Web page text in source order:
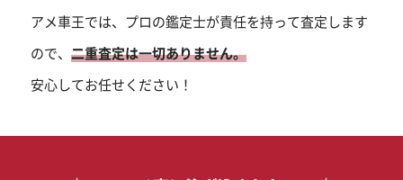
アメ車王では、プロの鑑定士が責任を持って査定します
ので、 二重査定は一切ありません。
安心してお任せください！